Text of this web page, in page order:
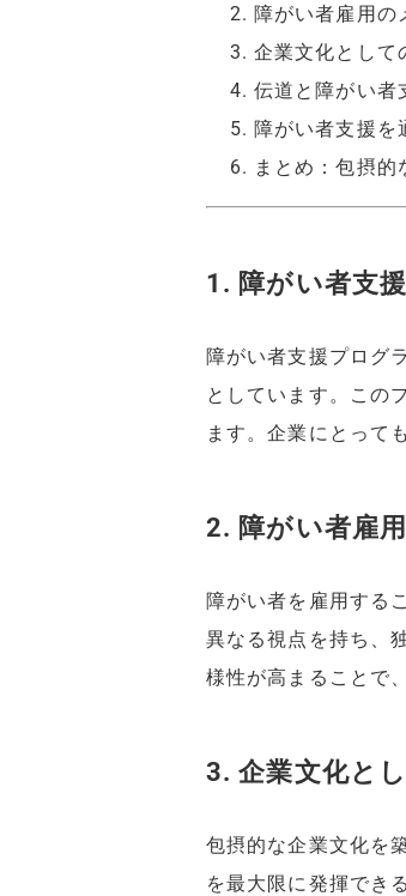
障がい者雇用の
企業文化として
伝道と障がい者
障がい者支援を
まとめ：包摂
1. 障がい者支
障がい者支援プログ
としています。この
ます。企業にとって
2. 障がい者雇
障がい者を雇用する
異なる視点を持ち、
様性が高まることで
3. 企業文化と
包摂的な企業文化を
を最大限に発揮でき